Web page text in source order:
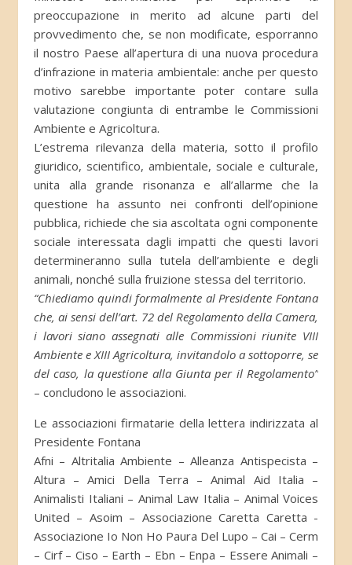
preoccupazione in merito ad alcune parti del
provvedimento che, se non modificate, esporranno
il nostro Paese all’apertura di una nuova procedura
d’infrazione in materia ambientale: anche per questo
motivo sarebbe importante poter contare sulla
valutazione congiunta di entrambe le Commissioni
Ambiente e Agricoltura.
L’estrema rilevanza della materia, sotto il profilo
giuridico, scientifico, ambientale, sociale e culturale,
unita alla grande risonanza e all’allarme che la
questione ha assunto nei confronti dell’opinione
pubblica, richiede che sia ascoltata ogni componente
sociale interessata dagli impatti che questi lavori
determineranno sulla tutela dell’ambiente e degli
animali, nonché sulla fruizione stessa del territorio.
“Chiediamo quindi formalmente al Presidente Fontana
che, ai sensi dell’art. 72 del Regolamento della Camera,
i lavori siano assegnati alle Commissioni riunite VIII
Ambiente e XIII Agricoltura, invitandolo a sottoporre, se
del caso, la questione alla Giunta per il Regolamento”
– concludono le associazioni.
Le associazioni firmatarie della lettera indirizzata al
Presidente Fontana
Afni – Altritalia Ambiente – Alleanza Antispecista –
Altura – Amici Della Terra – Animal Aid Italia –
Animalisti Italiani – Animal Law Italia – Animal Voices
United – Asoim – Associazione Caretta Caretta -
Associazione Io Non Ho Paura Del Lupo – Cai – Cerm
– Cirf – Ciso – Earth – Ebn – Enpa – Essere Animali –